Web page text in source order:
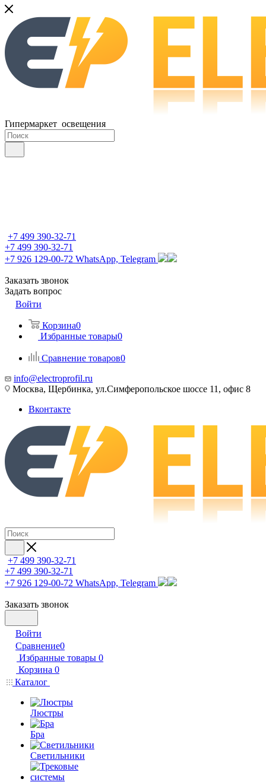
Гипермаркет освещения
+7 499 390-32-71
+7 499 390-32-71
+7 926 129-00-72 WhatsApp, Telegram
Заказать звонок
Задать вопрос
Войти
Корзина0
Избранные товары0
Сравнение товаров0
info@electroprofil.ru
Москва, Щербинка, ул.Симферопольское шоссе 11, офис 8
Вконтакте
+7 499 390-32-71
+7 499 390-32-71
+7 926 129-00-72 WhatsApp, Telegram
Заказать звонок
Войти
Сравнение0
Избранные товары 0
Корзина 0
Каталог
Люстры
Бра
Светильники